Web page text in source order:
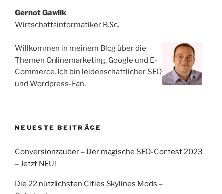
Gernot Gawlik
Wirtschaftsinformatiker B.Sc.
Willkommen in meinem Blog über die
Themen Onlinemarketing, Google und E-
Commerce. Ich bin leidenschaftlicher SEO
und Wordpress-Fan.
NEUESTE BEITRÄGE
Conversionzauber – Der magische SEO-Contest 2023
– Jetzt NEU!
Die 22 nützlichsten Cities Skylines Mods –